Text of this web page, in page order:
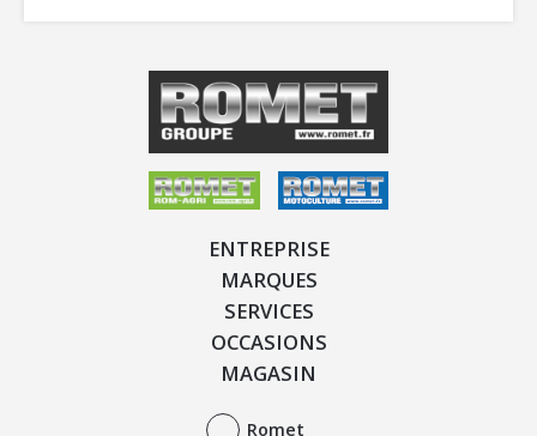
ENTREPRISE
MARQUES
SERVICES
OCCASIONS
MAGASIN
Romet